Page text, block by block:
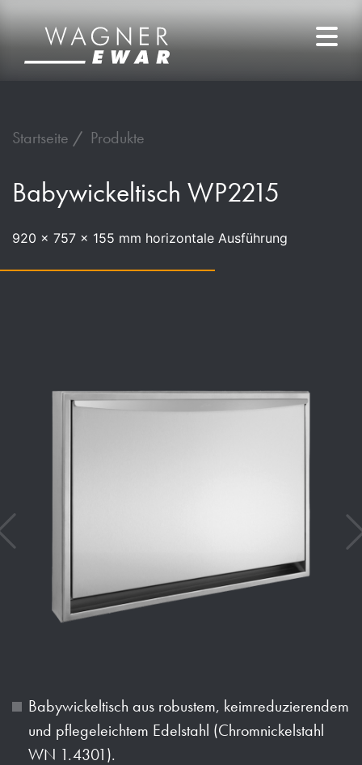
Startseite Produkte
Babywickeltisch WP2215
920 x 757 x 155 mm horizontale Ausführung
Babywickeltisch aus robustem, keimreduzierendem
und pflegeleichtem Edelstahl (Chromnickelstahl
WN 1.4301).